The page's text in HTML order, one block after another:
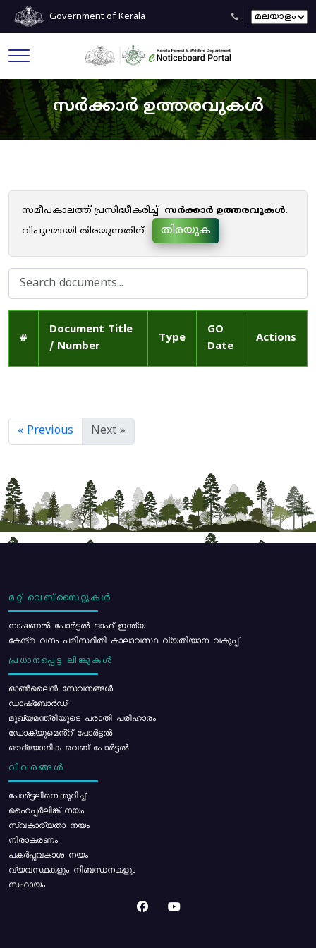
Government of Kerala
സർക്കാർ ഉത്തരവുകൾ
സമീപകാലത്ത് പ്രസിദ്ധീകരിച്ച് സർക്കാർ ഉത്തരവുകൾ.
വിപുലമായി തിരയുന്നതിന്
തിരയുക
#
Document Title
/ Number
Type
GO
Date
Actions
« Previous Next »
മറ്റ് വെബ്സൈറ്റുകൾ
നാഷണൽ പോർട്ടൽ ഓഫ് ഇന്ത്യ
കേന്ദ്ര വനം പരിസ്ഥിതി കാലാവസ്ഥ വ്യതിയാന വകുപ്പ്
പ്രധാനപ്പെട്ട ലിങ്കുകൾ
ഓൺലൈൻ സേവനങ്ങൾ
ഡാഷ്ബോർഡ്
മുഖ്യമന്ത്രിയുടെ പരാതി പരിഹാരം
ഡോക്യുമെൻ്റ് പോർട്ടൽ
ഔദ്യോഗിക വെബ് പോർട്ടൽ
വിവരങ്ങൾ
പോര്‍ട്ടലിനെക്കുറിച്ച്
ഹൈപ്പർലിങ്ക് നയം
സ്വകാര്യതാ നയം
നിരാകരണം
പകർപ്പവകാശ നയം
വ്യവസ്ഥകളും നിബന്ധനകളും
സഹായം